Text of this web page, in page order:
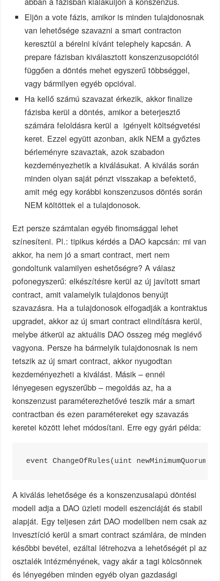
Eljön a vote fázis, amikor is minden tulajdonosnak
van lehetősége szavazni a smart contracton
keresztül a bérelni kívánt telephely kapcsán. A
prepare fázisban kiválasztott konszenzusopciótól
függően a döntés mehet egyszerű többséggel,
vagy bármilyen egyéb opcióval.
Ha kellő számú szavazat érkezik, akkor finalize
fázisba kerül a döntés, amikor a beterjesztő
számára feloldásra kerül a igényelt költségvetési
keret. Ezzel együtt azonban, akik NEM a győztes
bérleményre szavaztak, azok szabadon
kezdeményezhetik a kiválásukat. A kiválás során
minden olyan saját pénzt visszakap a befektető,
amit még egy korábbi konszenzusos döntés során
NEM költöttek el a tulajdonosok.
Ezt persze számtalan egyéb finomsággal lehet
színesíteni. Pl.: tipikus kérdés a DAO kapcsán: mi van
akkor, ha nem jó a smart contract, mert nem
gondoltunk valamilyen eshetőségre? A válasz
pofonegyszerű: elkészítésre kerül az új javított smart
contract, amit valamelyik tulajdonos benyújt
szavazásra. Ha a tulajdonosok elfogadják a kontraktus
upgradet, akkor az új smart contract elindításra kerül,
melybe átkerül az aktuális DAO összeg még meglévő
vagyona. Persze ha bármelyik tulajdonosnak is nem
tetszik az új smart contract, akkor nyugodtan
kezdeményezheti a kiválást. Másik – ennél
lényegesen egyszerűbb – megoldás az, ha a
konszenzust paraméterezhetővé teszik már a smart
contractban és ezen paramétereket egy szavazás
keretei között lehet módosítani. Erre egy gyári példa:
A kiválás lehetősége és a konszenzusalapú döntési
modell adja a DAO üzleti modell eszenciáját és stabil
alapját. Egy teljesen zárt DAO modellben nem csak az
invesztíció kerül a smart contract számlára, de minden
későbbi bevétel, ezáltal létrehozva a lehetőségét pl az
osztalék intézményének, vagy akár a tagi kölcsönnek
és lényegében minden egyéb olyan gazdasági